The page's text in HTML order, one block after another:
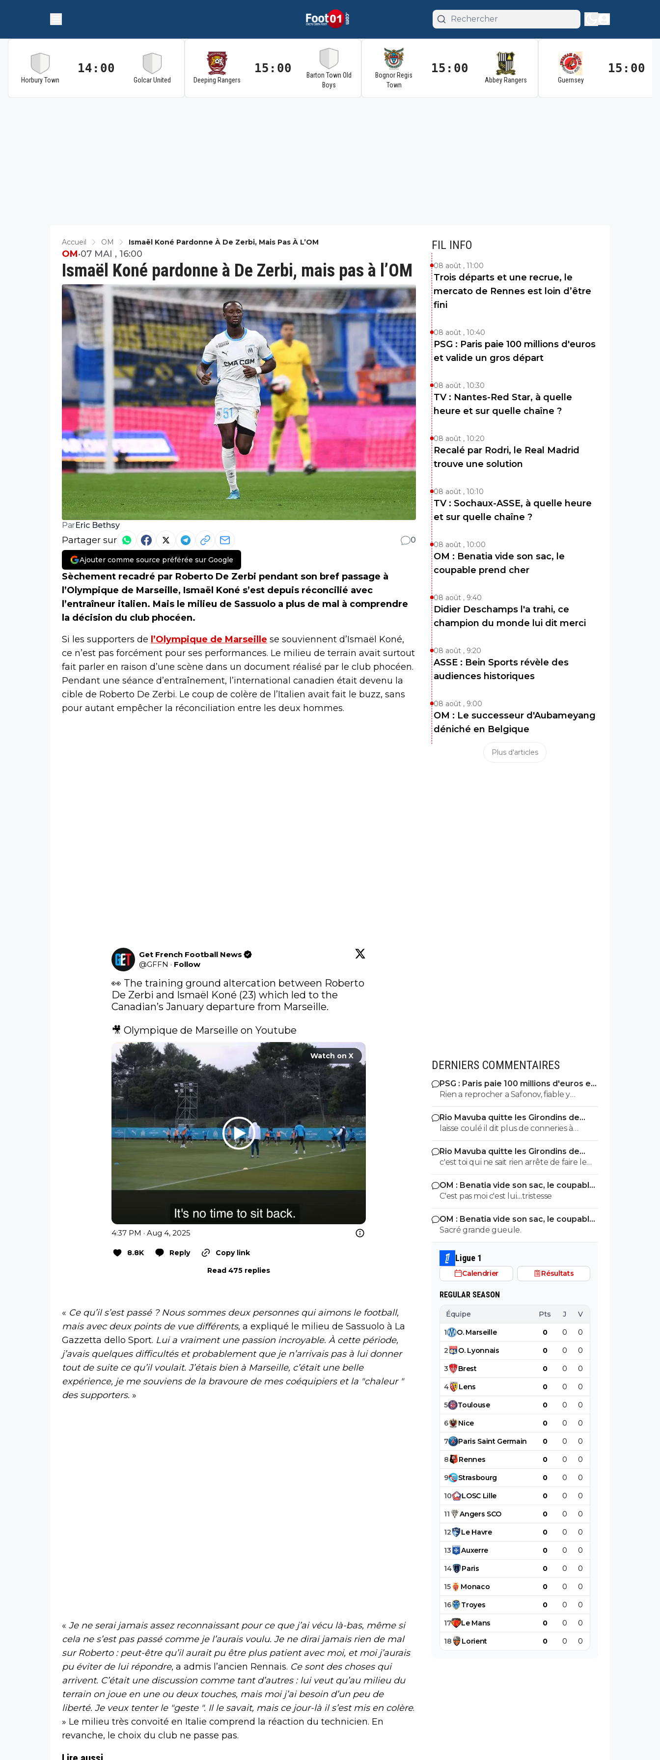
Horbury Town
14:00
Golcar United Deeping Rangers
15:00
Barton Town Old
Boys
Bognor Regis
Town
15:00
Abbey Rangers Guernsey
15:00
Accueil OM Ismaël Koné Pardonne À De Zerbi, Mais Pas À L’OM
Ismaël Koné pardonne à De Zerbi, mais pas à l’OM
OM•07 MAI , 16:00
ParEric Bethsy
Partager sur 0
Ajouter comme source préférée sur Google
Sèchement recadré par Roberto De Zerbi pendant son bref passage à
l’Olympique de Marseille, Ismaël Koné s’est depuis réconcilié avec
l’entraîneur italien. Mais le milieu de Sassuolo a plus de mal à comprendre
la décision du club phocéen.
Si les supporters de l’Olympique de Marseille se souviennent d’Ismaël Koné,
ce n’est pas forcément pour ses performances. Le milieu de terrain avait surtout
fait parler en raison d’une scène dans un document réalisé par le club phocéen.
Pendant une séance d’entraînement, l’international canadien était devenu la
cible de Roberto De Zerbi. Le coup de colère de l’Italien avait fait le buzz, sans
pour autant empêcher la réconciliation entre les deux hommes.
Get French Football News
@GFFN · Follow
👀 The training ground altercation between Roberto
De Zerbi and Ismaël Koné (23) which led to the
Canadian’s January departure from Marseille.
🎥 Olympique de Marseille on Youtube
Watch on X
4:37 PM · Aug 4, 2025
8.8K Reply
Copy link
Read 475 replies
« Ce qu’il s’est passé ? Nous sommes deux personnes qui aimons le football,
mais avec deux points de vue différents, a expliqué le milieu de Sassuolo à La
Gazzetta dello Sport. Lui a vraiment une passion incroyable. À cette période,
j’avais quelques difficultés et probablement que je n’arrivais pas à lui donner
tout de suite ce qu’il voulait. J’étais bien à Marseille, c’était une belle
expérience, je me souviens de la bravoure de mes coéquipiers et la "chaleur "
des supporters. »
« Je ne serai jamais assez reconnaissant pour ce que j’ai vécu là-bas, même si
cela ne s’est pas passé comme je l’aurais voulu. Je ne dirai jamais rien de mal
sur Roberto : peut-être qu’il aurait pu être plus patient avec moi, et moi j’aurais
pu éviter de lui répondre, a admis l’ancien Rennais. Ce sont des choses qui
arrivent. C’était une discussion comme tant d’autres : lui veut qu’au milieu du
terrain on joue en une ou deux touches, mais moi j’ai besoin d’un peu de
liberté. Je veux tenter le "geste ". Il le savait, mais ce jour-là il s’est mis en colère.
» Le milieu très convoité en Italie comprend la réaction du technicien. En
revanche, le choix du club ne passe pas.
FIL INFO
08 août , 11:00
Trois départs et une recrue, le
mercato de Rennes est loin d’être
fini
08 août , 10:40
PSG : Paris paie 100 millions d'euros
et valide un gros départ
08 août , 10:30
TV : Nantes-Red Star, à quelle
heure et sur quelle chaîne ?
08 août , 10:20
Recalé par Rodri, le Real Madrid
trouve une solution
08 août , 10:10
TV : Sochaux-ASSE, à quelle heure
et sur quelle chaîne ?
08 août , 10:00
OM : Benatia vide son sac, le
coupable prend cher
08 août , 9:40
Didier Deschamps l'a trahi, ce
champion du monde lui dit merci
08 août , 9:20
ASSE : Bein Sports révèle des
audiences historiques
08 août , 9:00
OM : Le successeur d'Aubameyang
déniché en Belgique
Plus d'articles
DERNIERS COMMENTAIRES
PSG : Paris paie 100 millions d'euros et
valide un gros départ
Rien a reprocher a Safonov, fiable y
compris sous pression. Pas le cas de
Chevalier...
Rio Mavuba quitte les Girondins de
Bordeaux
laisse coulé il dit plus de conneries à
l'heure que TRUMP c'est tout dire Rio a
démissionné et non le club s'en est séparé
Rio Mavuba quitte les Girondins de
Bordeaux
c'est toi qui ne sait rien arrête de faire le
faux supporter des girondins, Rio a
démissioné
OM : Benatia vide son sac, le coupable
prend cher
C'est pas moi c'est lui....tristesse
OM : Benatia vide son sac, le coupable
prend cher
Sacré grande gueule.
Ligue 1
Calendrier Résultats
REGULAR SEASON
Équipe Pts J V
1 O. Marseille 0 0 0
2 O. Lyonnais 0 0 0
3 Brest 0 0 0
4 Lens 0 0 0
5 Toulouse 0 0 0
6 Nice 0 0 0
7 Paris Saint Germain 0 0 0
8 Rennes 0 0 0
9 Strasbourg 0 0 0
10 LOSC Lille 0 0 0
11 Angers SCO 0 0 0
12 Le Havre 0 0 0
13 Auxerre 0 0 0
14 Paris 0 0 0
15 Monaco 0 0 0
16 Troyes 0 0 0
17 Le Mans 0 0 0
18 Lorient 0 0 0